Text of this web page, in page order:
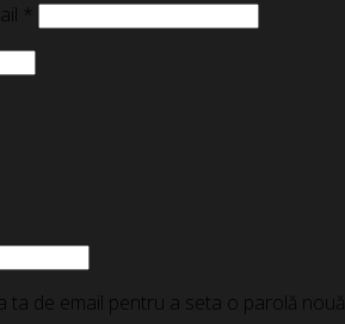
*
ta de email pentru a seta o parolă nouă.